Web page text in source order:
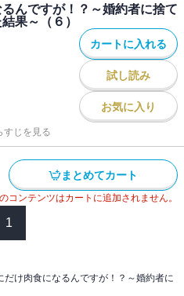
んですが！？～婚約者に捨て
果～（６）
カートに入れる
試し読み
お気に入り
すじを見る
まとめてカート
コンテンツはカートに追加されません。
1
だけ肉食になるんですが！？～婚約者に